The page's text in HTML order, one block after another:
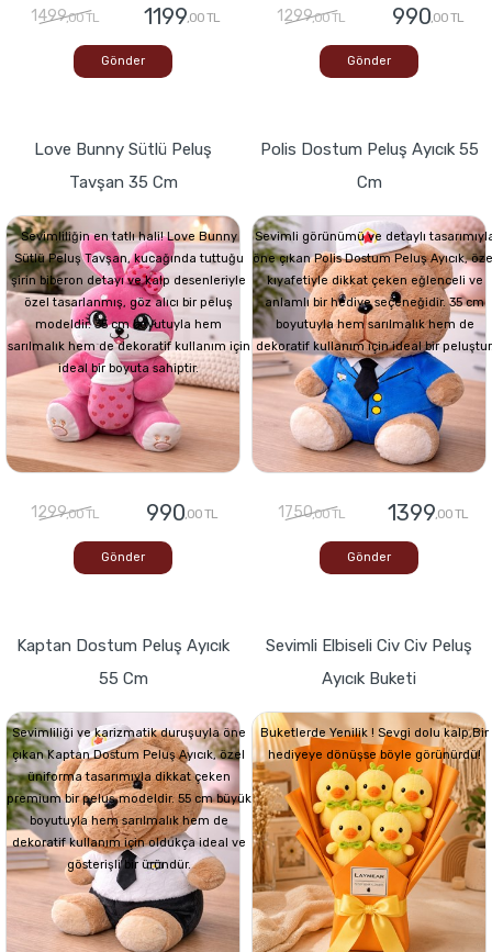
1499,00 TL 1199,00 TL
Gönder
1299,00 TL 990,00 TL
Gönder
Love Bunny Sütlü Peluş
Tavşan 35 Cm
Sevimliliğin en tatlı hali! Love Bunny
Sütlü Peluş Tavşan, kucağında tuttuğu
şirin biberon detayı ve kalp desenleriyle
özel tasarlanmış, göz alıcı bir peluş
modeldir. 35 cm boyutuyla hem
sarılmalık hem de dekoratif kullanım için
ideal bir boyuta sahiptir.
1299,00 TL 990,00 TL
Gönder
Polis Dostum Peluş Ayıcık 55
Cm
Sevimli görünümü ve detaylı
öne çıkan Polis Dostum Peluş Ayıcık,
kıyafetiyle dikkat çeken eğlenceli ve
anlamlı bir hediye seçeneğidir. 35 cm
boyutuyla hem sarılmalık hem de
dekoratif kullanım için ideal bir
1750,00 TL 1399,00 TL
Gönder
Kaptan Dostum Peluş Ayıcık
55 Cm
Sevimliliği ve karizmatik duruşuyla öne
çıkan Kaptan Dostum Peluş Ayıcık, özel
üniforma tasarımıyla dikkat çeken
premium bir peluş modeldir. 55 cm büyük
boyutuyla hem sarılmalık hem de
dekoratif kullanım için oldukça ideal ve
gösterişli bir üründür.
Sevimli Elbiseli Civ Civ Peluş
Ayıcık Buketi
Buketlerde Yenilik ! Sevgi dolu kalp,Bir
hediyeye dönüşse böyle görünürdü!